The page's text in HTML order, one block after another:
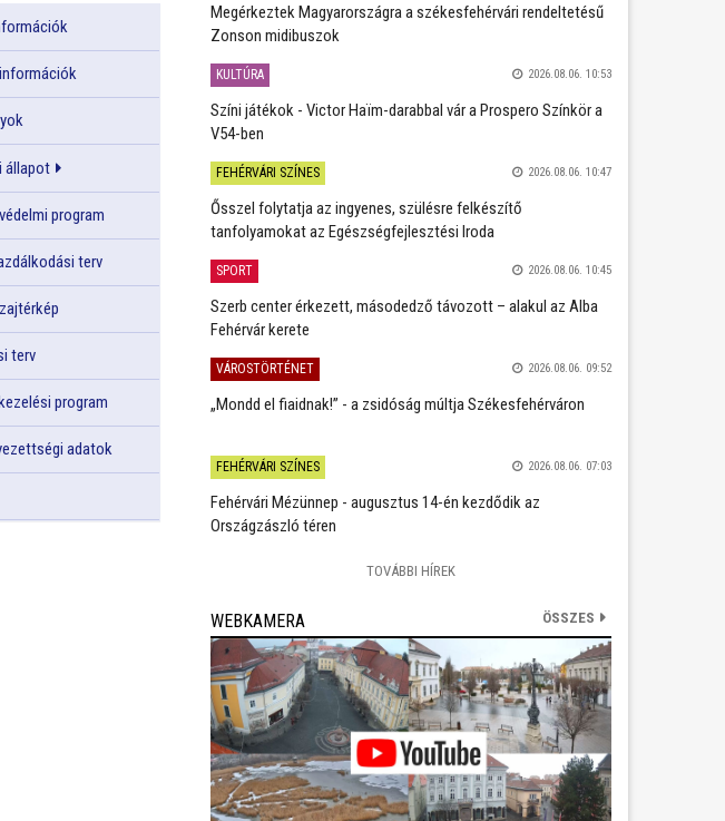
állapot
program
terv
terv
program
adatok
Megérkeztek Magyarországra a székesfehérvári rendeltetésű
Zonson midibuszok
KULTÚRA 2026.08.06. 10:53
Színi játékok - Victor Haïm-darabbal vár a Prospero Színkör a
V54-ben
FEHÉRVÁRI SZÍNES 2026.08.06. 10:47
Ősszel folytatja az ingyenes, szülésre felkészítő
tanfolyamokat az Egészségfejlesztési Iroda
SPORT 2026.08.06. 10:45
Szerb center érkezett, másodedző távozott – alakul az Alba
Fehérvár kerete
VÁROSTÖRTÉNET 2026.08.06. 09:52
„Mondd el fiaidnak!” - a zsidóság múltja Székesfehérváron
FEHÉRVÁRI SZÍNES 2026.08.06. 07:03
Fehérvári Mézünnep - augusztus 14-én kezdődik az
Országzászló téren
TOVÁBBI HÍREK
WEBKAMERA ÖSSZES